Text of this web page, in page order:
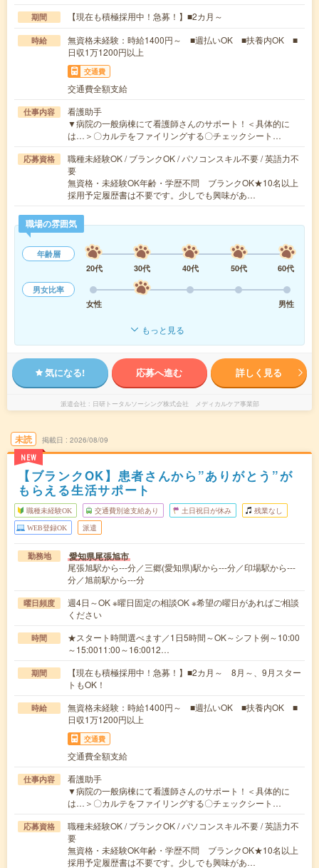
期間 【現在も積極採用中！急募！】■2カ月～
時給
無資格未経験：時給1400円～ ■週払いOK ■扶養内OK ■
日収1万1200円以上
交通費
交通費全額支給
仕事内容
看護助手
▼病院の一般病棟にて看護師さんのサポート！＜具体的に
は…＞〇カルテをファイリングする〇チェックシート…
応募資格
職種未経験OK / ブランクOK / パソコンスキル不要 / 英語力不
要
無資格・未経験OK年齢・学歴不問 ブランクOK★10名以上
採用予定履歴書は不要です。少しでも興味があ…
職場の雰囲気
年齢層
20代
30代 40代 50代
60代
男女比率
女性
男性
もっと見る
気になる! 応募へ進む 詳しく見る
派遣会社 日研トータルソーシング株式会社 メディカルケア事業部
未読
NEW
掲載日 2026/08/09
【ブランクOK】患者さんから”ありがとう”が
もらえる生活サポート
職種未経験OK 交通費別途支給あり 土日祝日が休み 残業なし
WEB登録OK 派遣
勤務地 愛知県尾張旭市
尾張旭駅から---分／三郷(愛知県)駅から---分／印場駅から---
分／旭前駅から---分
曜日頻度
週4日～OK ※曜日固定の相談OK ※希望の曜日があればご相談
ください
時間
★スタート時間選べます／1日5時間～OK～シフト例～10:00
～15:0011:00～16:0012…
期間
【現在も積極採用中！急募！】■2カ月～ 8月～、9月スター
トもOK！
時給
無資格未経験：時給1400円～ ■週払いOK ■扶養内OK ■
日収1万1200円以上
交通費
交通費全額支給
仕事内容
看護助手
▼病院の一般病棟にて看護師さんのサポート！＜具体的に
は…＞〇カルテをファイリングする〇チェックシート…
応募資格
職種未経験OK / ブランクOK / パソコンスキル不要 / 英語力不
要
無資格・未経験OK年齢・学歴不問 ブランクOK★10名以上
採用予定履歴書は不要です。少しでも興味があ…